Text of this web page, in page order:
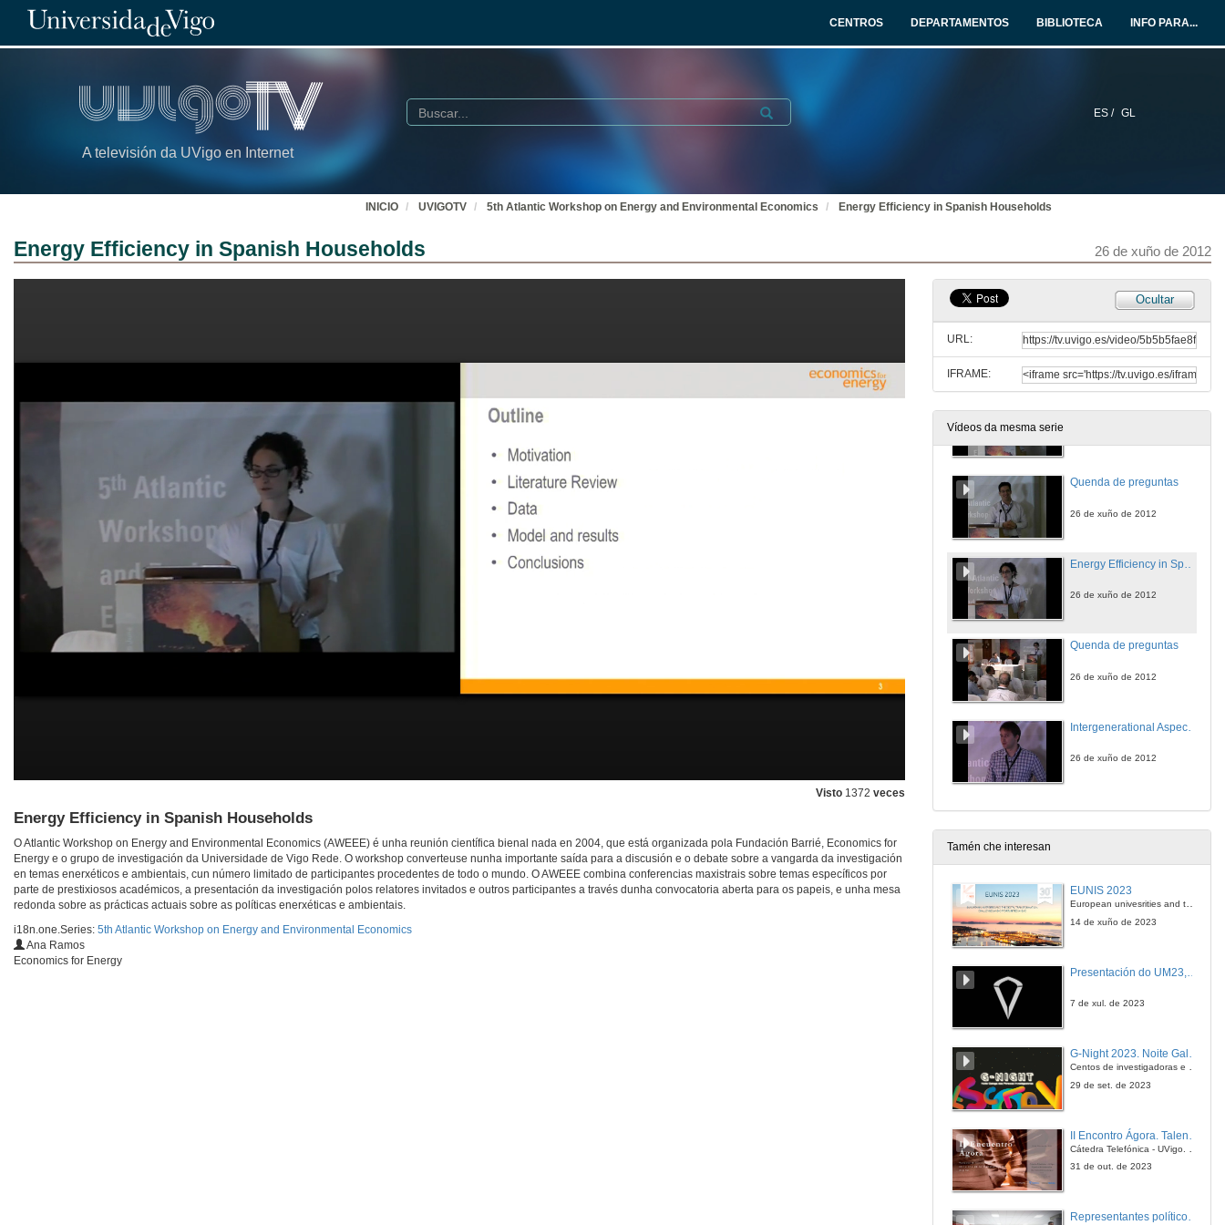
CENTROS DEPARTAMENTOS BIBLIOTECA INFO PARA...
A televisión da UVigo en Internet
ES / GL
Buscar Submit
INICIO UVIGOTV 5th Atlantic Workshop on Energy and Environmental Economics Energy Efficiency in Spanish Households
Energy Efficiency in Spanish Households 26 de xuño de 2012
Visto 1372 veces
Energy Efficiency in Spanish Households
O Atlantic Workshop on Energy and Environmental Economics (AWEEE) é unha reunión científica bienal nada en 2004, que está organizada pola Fundación Barrié, Economics for
Energy e o grupo de investigación da Universidade de Vigo Rede. O workshop converteuse nunha importante saída para a discusión e o debate sobre a vangarda da investigación
en temas enerxéticos e ambientais, cun número limitado de participantes procedentes de todo o mundo. O AWEEE combina conferencias maxistrais sobre temas específicos por
parte de prestixiosos académicos, a presentación da investigación polos relatores invitados e outros participantes a través dunha convocatoria aberta para os papeis, e unha mesa
redonda sobre as prácticas actuais sobre as políticas enerxéticas e ambientais.
i18n.one.Series: 5th Atlantic Workshop on Energy and Environmental Economics
Ana Ramos
Economics for Energy
Ocultar
URL:
IFRAME:
Vídeos da mesma serie
26 de xuño de 2012
26 de xuño de 2012
Quenda de preguntas
26 de xuño de 2012
26 de xuño de 2012
Quenda de preguntas
26 de xuño de 2012
26 de xuño de 2012
Tamén che interesan
EUNIS 2023
European univesrities and the digital transformation: challenges and opportunities ahead
14 de xuño de 2023
7 de xul. de 2023
G-Night 2023. Noite Galega das Persoas Investigadoras. Conciencias creativas
Centos de investigadoras e investigadores, decenas de actividades e sete cidades
29 de set. de 2023
Cátedra Telefónica - UVigo. Espazos de innovación
31 de out. de 2023
Representantes políticos debaten sobre educación e xuventude no campus de Pontevedra